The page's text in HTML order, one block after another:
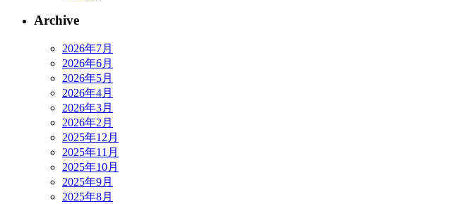
Archive
2026年7月
2026年6月
2026年5月
2026年4月
2026年3月
2026年2月
2025年12月
2025年11月
2025年10月
2025年9月
2025年8月